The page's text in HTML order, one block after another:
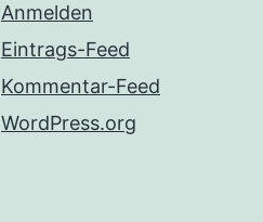
Anmelden
Eintrags-Feed
Kommentar-Feed
WordPress.org